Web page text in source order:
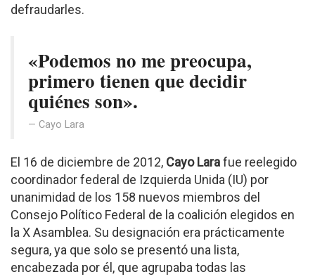
defraudarles.
«Podemos no me preocupa,
primero tienen que decidir
quiénes son».
Cayo Lara
El 16 de diciembre de 2012, Cayo Larafue reelegido
coordinador federal de Izquierda Unida (IU) por
unanimidad de los 158 nuevos miembros del
Consejo Político Federal de la coalición elegidos en
la X Asamblea. Su designación era prácticamente
segura, ya que solo se presentó una lista,
encabezada por él, que agrupaba todas las